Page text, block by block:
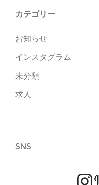
カテゴリー
お知らせ
インスタグラム
未分類
求人
SNS